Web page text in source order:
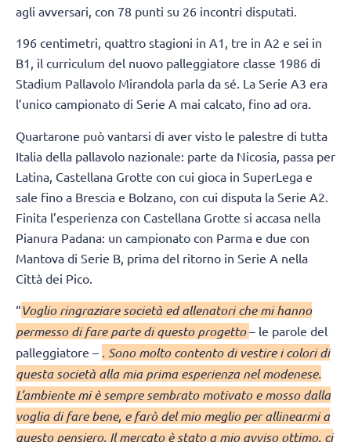
agli avversari, con 78 punti su 26 incontri disputati.
196 centimetri, quattro stagioni in A1, tre in A2 e sei in
B1, il curriculum del nuovo palleggiatore classe 1986 di
Stadium Pallavolo Mirandola parla da sé. La Serie A3 era
l’unico campionato di Serie A mai calcato, fino ad ora.
Quartarone può vantarsi di aver visto le palestre di tutta
Italia della pallavolo nazionale: parte da Nicosia, passa per
Latina, Castellana Grotte con cui gioca in SuperLega e
sale fino a Brescia e Bolzano, con cui disputa la Serie A2.
Finita l’esperienza con Castellana Grotte si accasa nella
Pianura Padana: un campionato con Parma e due con
Mantova di Serie B, prima del ritorno in Serie A nella
Città dei Pico.
“Voglio ringraziare società ed allenatori che mi hanno
permesso di fare parte di questo progetto– le parole del
palleggiatore – . Sono molto contento di vestire i colori di
questa società alla mia prima esperienza nel modenese.
L’ambiente mi è sempre sembrato motivato e mosso dalla
voglia di fare bene, e farò del mio meglio per allinearmi a
questo pensiero. Il mercato è stato a mio avviso ottimo, ci